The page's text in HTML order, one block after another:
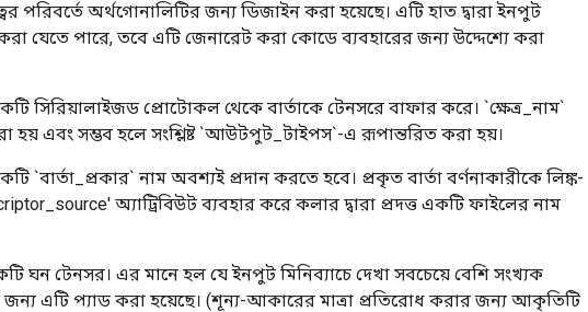
পরিবর্তে অর্থগোনালিটির জন্য ডিজাইন করা হয়েছে। এটি হাত দ্বারা ইনপুট
যেতে পারে, তবে এটি জেনারেট করা কোডে ব্যবহারের জন্য উদ্দেশ্যে করা
প্রোটোকল থেকে বার্তাকে টেনসরে বাফার করে। `ক্ষেত্র_নাম`
হয় এবং সম্ভব হলে সংশ্লিষ্ট `আউটপুট_টাইপস`-এ রূপান্তরিত করা হয়।
`বার্তা_প্রকার` নাম অবশ্যই প্রদান করতে হবে। প্রকৃত বার্তা বর্ণনাকারীকে লিঙ্ক-
অ্যাট্রিবিউট ব্যবহার করে কলার দ্বারা প্রদত্ত একটি ফাইলের নাম
ঘন টেনসর। এর মানে হল যে ইনপুট মিনিব্যাচে দেখা সবচেয়ে বেশি সংখ্যক
জন্য এটি প্যাড করা হয়েছে। (শূন্য-আকারের মাত্রা প্রতিরোধ করার জন্য আকৃতিটি